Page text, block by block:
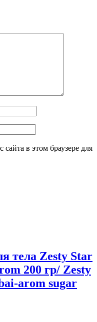
в этом браузере для
тела Zesty Star
200 гр/ Zesty
arom sugar